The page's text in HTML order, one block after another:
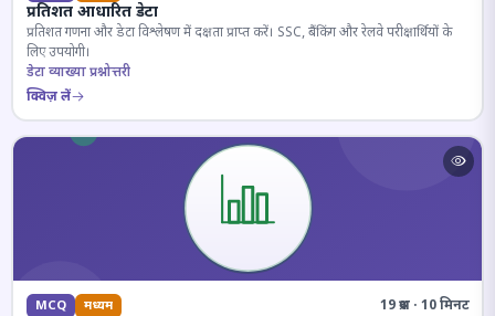
प्रतिशत आधारित डेटा
प्रतिशत गणना और डेटा विश्लेषण में दक्षता प्राप्त करें। SSC, बैंकिंग और रेलवे परीक्षार्थियों के
लिए उपयोगी।
डेटा व्याख्या प्रश्नोत्तरी
क्विज़ लें
MCQ मध्यम 19 प्रश्न · 10 मिनट